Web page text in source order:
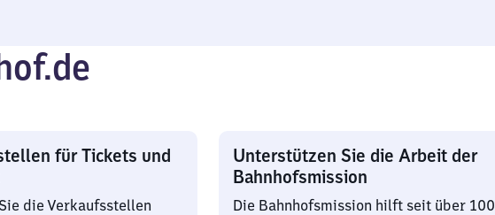
für Tickets und
die Verkaufsstellen
Unterstützen Sie die Arbeit der
Bahnhofsmission
Die Bahnhofsmission hilft seit über 100